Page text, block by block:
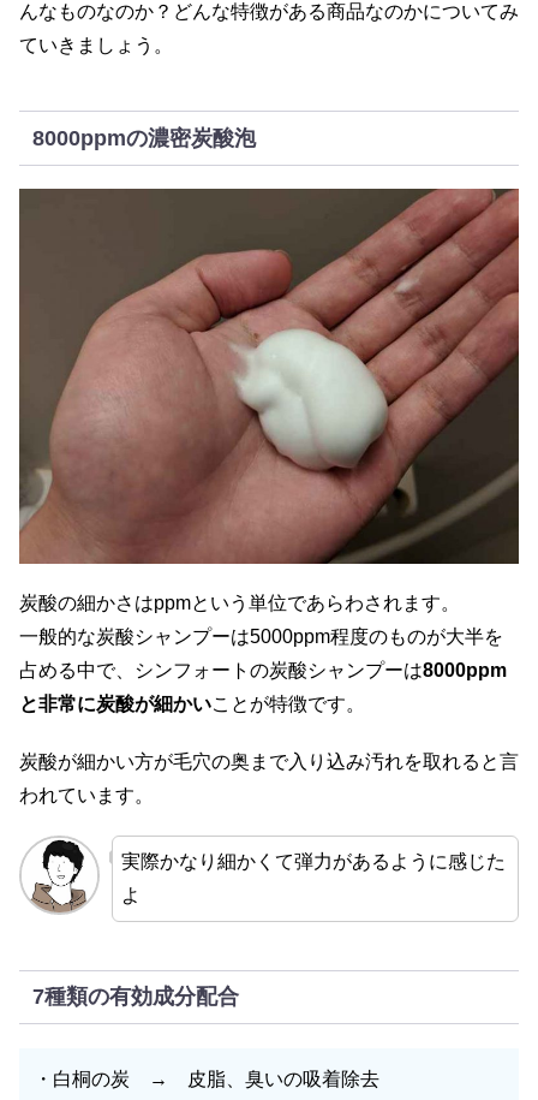
んなものなのか？どんな特徴がある商品なのかについてみ
ていきましょう。
8000ppmの濃密炭酸泡
炭酸の細かさはppmという単位であらわされます。
一般的な炭酸シャンプーは5000ppm程度のものが大半を
占める中で、シンフォートの炭酸シャンプーは8000ppm
と非常に炭酸が細かいことが特徴です。
炭酸が細かい方が毛穴の奥まで入り込み汚れを取れると言
われています。
実際かなり細かくて弾力があるように感じた
よ
7種類の有効成分配合
・白桐の炭 → 皮脂、臭いの吸着除去